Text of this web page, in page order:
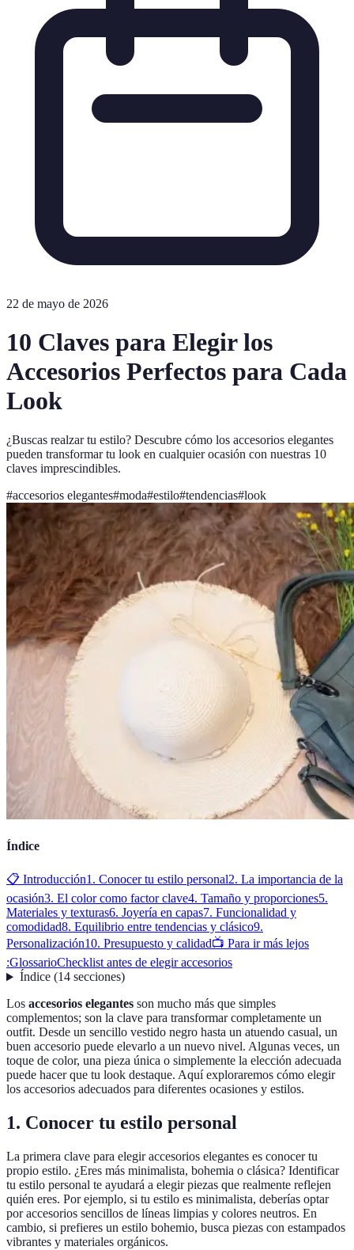
22 de mayo de 2026
10 Claves para Elegir los
Accesorios Perfectos para Cada
Look
¿Buscas realzar tu estilo? Descubre cómo los accesorios elegantes
pueden transformar tu look en cualquier ocasión con nuestras 10
claves imprescindibles.
#accesorios elegantes#moda#estilo#tendencias#look
Índice
📋 Introducción1. Conocer tu estilo personal2. La importancia de la
ocasión3. El color como factor clave4. Tamaño y proporciones5.
Materiales y texturas6. Joyería en capas7. Funcionalidad y
comodidad8. Equilibrio entre tendencias y clásico9.
Personalización10. Presupuesto y calidad📺 Para ir más lejos
:GlossarioChecklist antes de elegir accesorios
Índice(14 secciones)
Los accesorios elegantes son mucho más que simples
complementos; son la clave para transformar completamente un
outfit. Desde un sencillo vestido negro hasta un atuendo casual, un
buen accesorio puede elevarlo a un nuevo nivel. Algunas veces, un
toque de color, una pieza única o simplemente la elección adecuada
puede hacer que tu look destaque. Aquí exploraremos cómo elegir
los accesorios adecuados para diferentes ocasiones y estilos.
1. Conocer tu estilo personal
La primera clave para elegir accesorios elegantes es conocer tu
propio estilo. ¿Eres más minimalista, bohemia o clásica? Identificar
tu estilo personal te ayudará a elegir piezas que realmente reflejen
quién eres. Por ejemplo, si tu estilo es minimalista, deberías optar
por accesorios sencillos de líneas limpias y colores neutros. En
cambio, si prefieres un estilo bohemio, busca piezas con estampados
vibrantes y materiales orgánicos.